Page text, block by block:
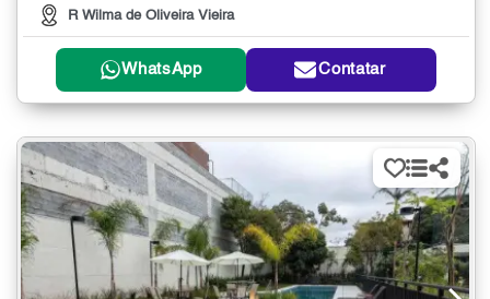
R Wilma de Oliveira Vieira
WhatsApp Contatar